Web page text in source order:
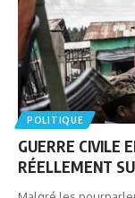
POLITIQUE
GUERRE CIVILE
RÉELLEMENT